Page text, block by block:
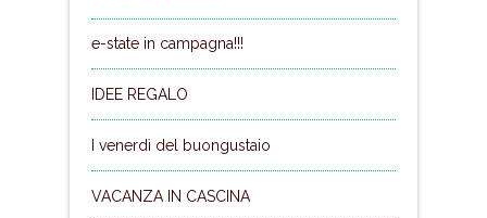
e-state in campagna!!!
IDEE REGALO
I venerdì del buongustaio
VACANZA IN CASCINA